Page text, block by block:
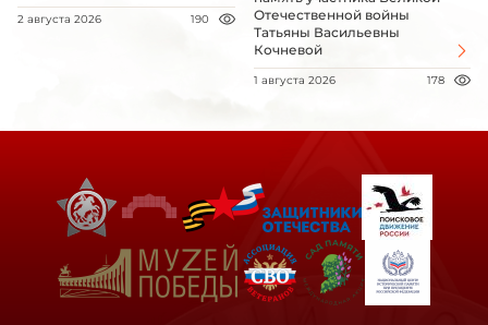
2 августа 2026 190
Отечественной войны
Татьяны Васильевны
Кочневой
1 августа 2026 178